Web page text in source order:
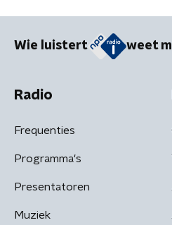
Wie luistert weet
Radio
Frequenties
Programma's
Presentatoren
Muziek